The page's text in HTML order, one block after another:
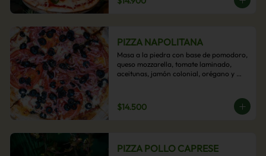
PIZZA NAPOLITANA
Masa a la piedra con base de pomodoro,
queso mozzarella, tomate laminado,
aceitunas, jamón colonial, orégano y
$14.500
PIZZA POLLO CAPRESE